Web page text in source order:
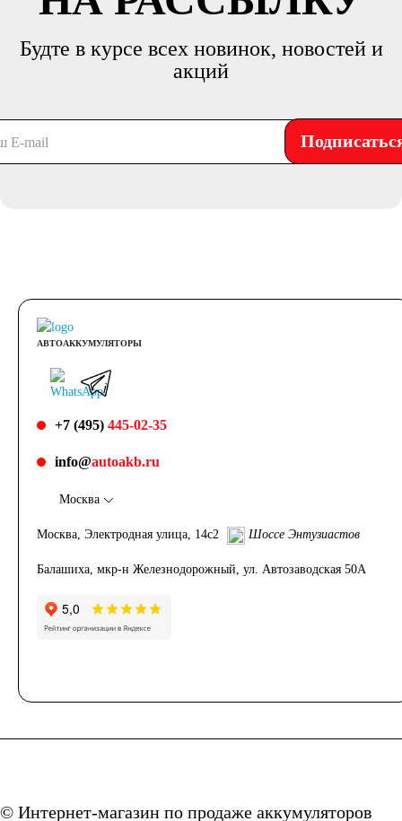
Будте в курсе всех новинок, новостей и
акций
АВТОАККУМУЛЯТОРЫ
+7 (495) 445-02-35
info@autoakb.ru
Москва
Москва, Электродная улица, 14с2 Шоссе Энтузиастов
Балашиха, мкр-н Железнодорожный, ул. Автозаводская 50А
© Интернет-магазин по продаже аккумуляторов